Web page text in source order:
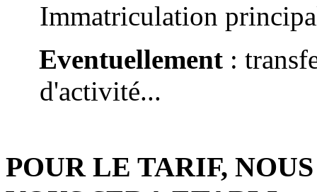
Immatriculation
Eventuellement :
d'activité...
POUR LE TARIF,